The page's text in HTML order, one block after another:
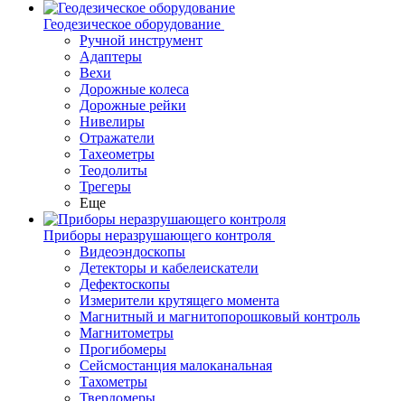
Геодезическое оборудование
Ручной инструмент
Адаптеры
Вехи
Дорожные колеса
Дорожные рейки
Нивелиры
Отражатели
Тахеометры
Теодолиты
Трегеры
Еще
Приборы неразрушающего контроля
Видеоэндоскопы
Детекторы и кабелеискатели
Дефектоскопы
Измерители крутящего момента
Магнитный и магнитопорошковый контроль
Магнитометры
Прогибомеры
Сейсмостанция малоканальная
Тахометры
Твердомеры